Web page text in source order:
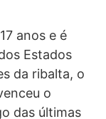
anos e é
Estados
da ribalta, o
o
das últimas